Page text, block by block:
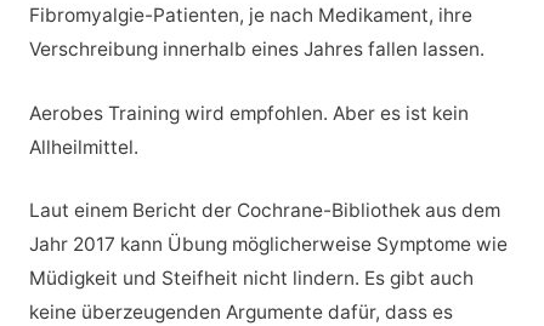
Fibromyalgie-Patienten, je nach Medikament, ihre
Verschreibung innerhalb eines Jahres fallen lassen.
Aerobes Training wird empfohlen. Aber es ist kein
Allheilmittel.
Laut einem Bericht der Cochrane-Bibliothek aus dem
Jahr 2017 kann Übung möglicherweise Symptome wie
Müdigkeit und Steifheit nicht lindern. Es gibt auch
keine überzeugenden Argumente dafür, dass es